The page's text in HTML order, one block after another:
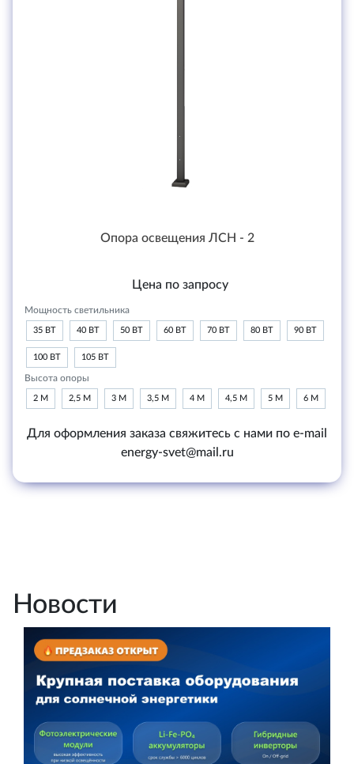
Опора освещения ЛСН - 2
Цена по запросу
Мощность светильника
35 ВТ 40 ВТ 50 ВТ 60 ВТ 70 ВТ 80 ВТ 90 ВТ
100 ВТ 105 ВТ
Высота опоры
2 М 2,5 М 3 М 3,5 М 4 М 4,5 М 5 М 6 М
Для оформления заказа свяжитесь с нами по e-mail
energy-svet@mail.ru
Новости